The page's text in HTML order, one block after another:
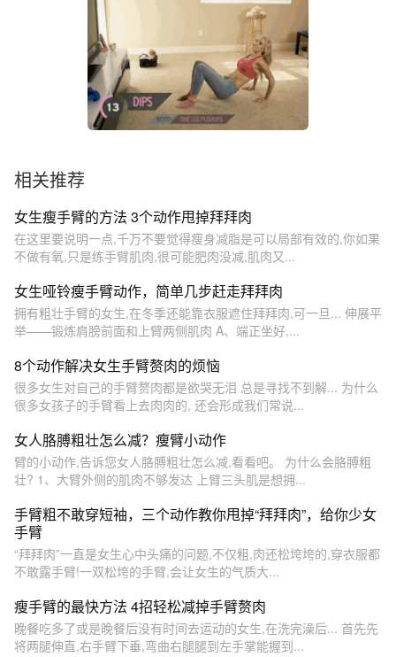
相关推荐
女生瘦手臂的方法 3个动作甩掉拜拜肉
在这里要说明一点,千万不要觉得瘦身减脂是可以局部有效的,你如果
不做有氧,只是练手臂肌肉,很可能肥肉没减,肌肉又...
女生哑铃瘦手臂动作，简单几步赶走拜拜肉
拥有粗壮手臂的女生,在冬季还能靠衣服遮住拜拜肉,可一旦... 伸展平
举——锻炼肩膀前面和上臂两侧肌肉 A、端正坐好,...
8个动作解决女生手臂赘肉的烦恼
很多女生对自己的手臂赘肉都是欲哭无泪 总是寻找不到解... 为什么
很多女孩子的手臂看上去肉肉的, 还会形成我们常说...
女人胳膊粗壮怎么减？瘦臂小动作
臂的小动作,告诉您女人胳膊粗壮怎么减,看看吧。 为什么会胳膊粗
壮? 1、大臂外侧的肌肉不够发达 上臂三头肌是想拥...
手臂粗不敢穿短袖，三个动作教你甩掉“拜拜肉”，给你少女
手臂
“拜拜肉”一直是女生心中头痛的问题,不仅粗,肉还松垮垮的,穿衣服都
不敢露手臂!一双松垮的手臂,会让女生的气质大...
瘦手臂的最快方法 4招轻松减掉手臂赘肉
晚餐吃多了或是晚餐后没有时间去运动的女生,在洗完澡后... 首先先
将两腿伸直,右手臂下垂,弯曲右腿腿到左手掌能握到...